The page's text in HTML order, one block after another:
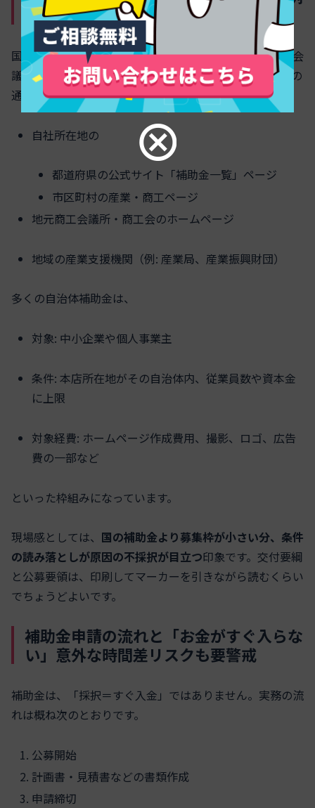
と条件整理
国の補助金だけでなく、東京都や大阪府、政令市、商工会
議所が独自に実施する補助金もあります。探す順番は次の
通りが効率的です。
自社所在地の
都道府県の公式サイト「補助金一覧」ページ
市区町村の産業・商工ページ
地元商工会議所・商工会のホームページ
地域の産業支援機関（例: 産業局、産業振興財団）
多くの自治体補助金は、
対象: 中小企業や個人事業主
条件: 本店所在地がその自治体内、従業員数や資本金
に上限
対象経費: ホームページ作成費用、撮影、ロゴ、広告
費の一部など
といった枠組みになっています。
現場感としては、 国の補助金より募集枠が小さい分、条件
の読み落としが原因の不採択が目立つ印象です。交付要綱
と公募要領は、印刷してマーカーを引きながら読むくらい
でちょうどよいです。
補助金申請の流れと「お金がすぐ入らな
い」意外な時間差リスクも要警戒
補助金は、「採択＝すぐ入金」ではありません。実務の流
れは概ね次のとおりです。
公募開始
計画書・見積書などの書類作成
申請締切